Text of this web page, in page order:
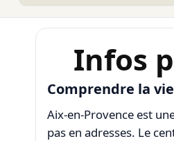
Infos
Comprendre la
Aix-en-Provence est
pas en adresses. Le